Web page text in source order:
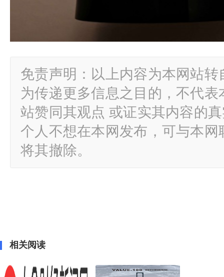
免责声明：以上内容为本网站
为传递更多信息之目的，不代
站赞同其观点 或证实其内容的
个人不想在本网发布，可与本
将其撤除。
相关阅读